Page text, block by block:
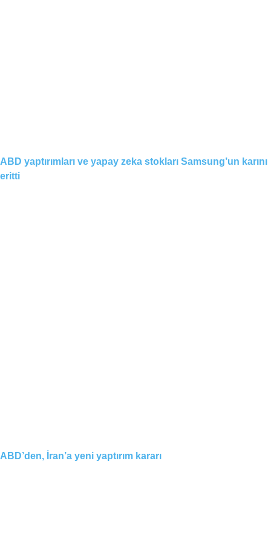
ABD yaptırımları ve yapay zeka stokları Samsung’un karını
eritti
ABD’den, İran’a yeni yaptırım kararı